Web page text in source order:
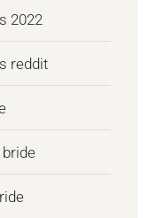
2022
reddit